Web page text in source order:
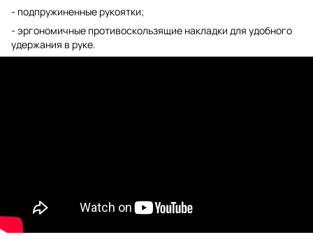
- подпружиненные рукоятки;
- эргономичные противоскользящие накладки для удобного
удержания в руке.